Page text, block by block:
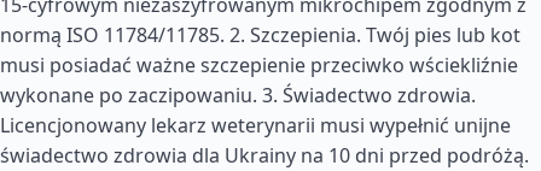
normą ISO 11784/11785. 2. Szczepienia. Twój pies lub kot
musi posiadać ważne szczepienie przeciwko wściekliźnie
wykonane po zaczipowaniu. 3. Świadectwo zdrowia.
Licencjonowany lekarz weterynarii musi wypełnić unijne
świadectwo zdrowia dla Ukrainy na 10 dni przed podróżą.